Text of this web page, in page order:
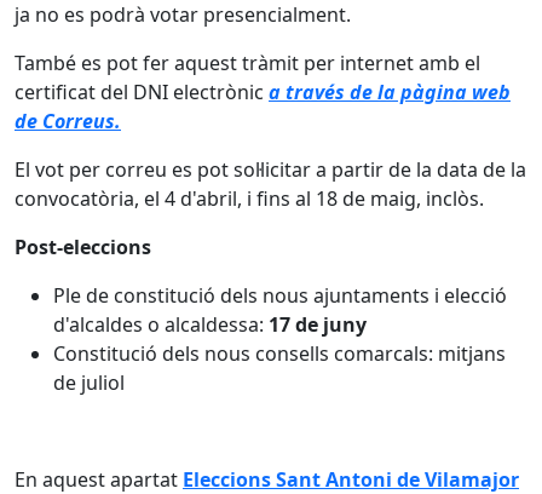
ja no es podrà votar presencialment.
També es pot fer aquest tràmit per internet amb el
certificat del DNI electrònic a través de la pàgina web
de Correus.
El vot per correu es pot sol·licitar a partir de la data de la
convocatòria, el 4 d'abril, i fins al 18 de maig, inclòs.
Post-eleccions
Ple de constitució dels nous ajuntaments i elecció
d'alcaldes o alcaldessa: 17 de juny
Constitució dels nous consells comarcals: mitjans
de juliol
En aquest apartat Eleccions Sant Antoni de Vilamajor